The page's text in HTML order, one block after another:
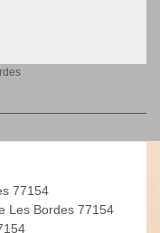
77154
Les Bordes 77154